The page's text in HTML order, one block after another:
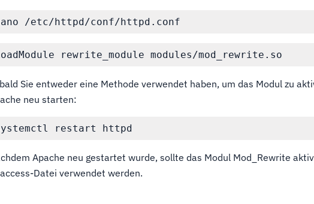
Sie entweder eine Methode verwendet haben, um das Modul zu
neu starten:
Apache neu gestartet wurde, sollte das Modul Mod_Rewrite
Datei verwendet werden.